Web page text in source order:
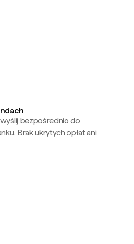
bezpośrednio do
Brak ukrytych opłat ani